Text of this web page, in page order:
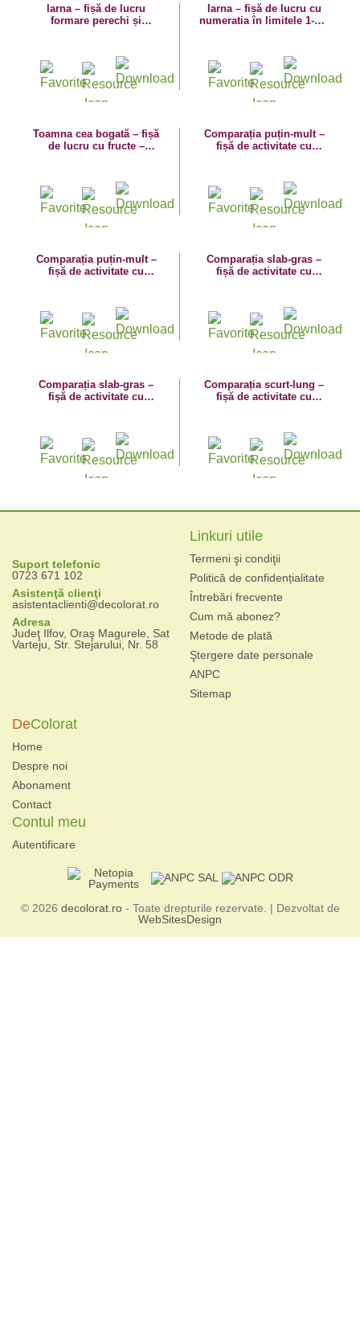
Iarna – fișă de lucru
formare perechi și
Iarna – fișă de lucru cu
numeratia în limitele 1-5 –
Toamna cea bogată – fișă
de lucru cu fructe –
Comparația puțin-mult –
fișă de activitate cu
Comparația puțin-mult –
fișă de activitate cu
Comparația slab-gras –
fișă de activitate cu
Comparația slab-gras –
fișă de activitate cu
Comparația scurt-lung –
fișă de activitate cu
Suport telefonic
0723 671 102
Asistenţă clienţi
asistentaclienti@decolorat.ro
Adresa
Judeţ Ilfov, Oraş Magurele, Sat
Varteju, Str. Stejarului, Nr. 58
Linkuri utile
Termeni şi condiţii
Politică de confidențialitate
Întrebări frecvente
Cum mă abonez?
Metode de plată
Ştergere date personale
ANPC
Sitemap
DeColorat
Home
Despre noi
Abonament
Contact
Contul meu
Autentificare
© 2026 decolorat.ro- Toate drepturile rezervate. | Dezvoltat de
WebSitesDesign